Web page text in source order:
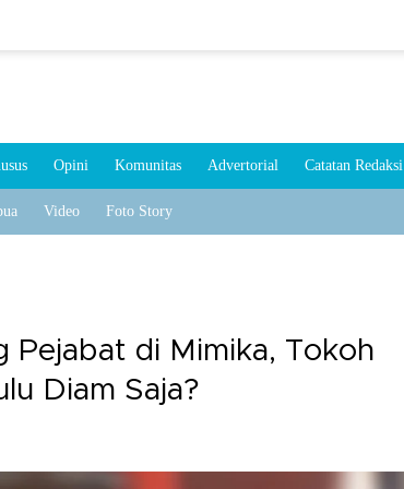
Opini Komunitas Advertorial Catatan Redaksi
Video Foto Story
Pejabat di Mimika, Tokoh
Diam Saja?